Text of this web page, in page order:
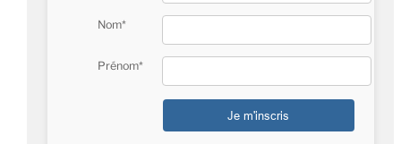
Nom*
Prénom*